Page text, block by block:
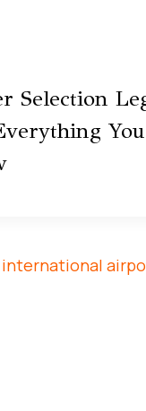
Selection